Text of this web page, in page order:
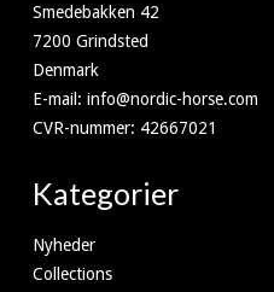
Smedebakken 42
7200 Grindsted
Denmark
E-mail : info@nordic-horse.com
CVR-nummer: 42667021
Kategorier
Nyheder
Collections